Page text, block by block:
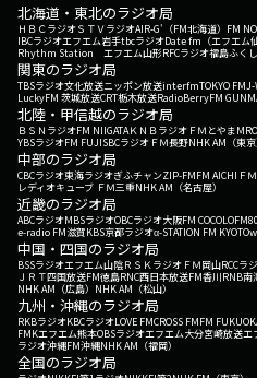
北海道・東北のラジオ局
ＨＢＣラジオＳＴＶラジオAIR-G'（FM北海道） FM
IBCラジオエフエム岩手tbcラジオDate fm（エフエム仙
Rhythm Station エフエム山形RFCラジオ福島ふく
関東のラジオ局
TBSラジオ文化放送ニッポン放送interfmTOKYO FMJ-
LuckyFM 茨城放送CRT栃木放送RadioBerryFM
北陸・甲信越のラジオ局
ＢＳＮラジオFM NIIGATAＫＮＢラジオ ＦＭとやま
YBSラジオFM FUJISBCラジオ ＦＭ長野NHK AM（東京
中部のラジオ局
CBCラジオ東海ラジオぎふチャンZIP-FMFM AICHI Ｆ
レディオキューブ ＦＭ三重NHK AM（名古屋）
近畿のラジオ局
ABCラジオMBSラジオOBCラジオ大阪FM COCOLO
e-radio FM滋賀KBS京都ラジオα-STATION FM KYOTO
中国・四国のラジオ局
BSSラジオエフエム山陰ＲＳＫラジオ ＦＭ岡山RCCラ
ＪＲＴ四国放送FM徳島RNC西日本放送FM香川RNB南
NHK AM（広島） NHK AM（松山）
九州・沖縄のラジオ局
RKBラジオKBCラジオLOVE FMCROSS FMFM
FMKエフエム熊本OBSラジオエフエム大分宮崎放送エ
ラジオ沖縄FM沖縄NHK AM（福岡）
全国のラジオ局